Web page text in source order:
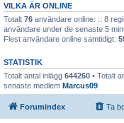
VILKA ÄR ONLINE
Totalt 76 användare online: :: 8
användare under de senaste 5
Flest användare online samtidigt:
STATISTIK
Totalt antal inlägg 644260 • Totalt
senaste medlem Marcus09
Forumindex Ta